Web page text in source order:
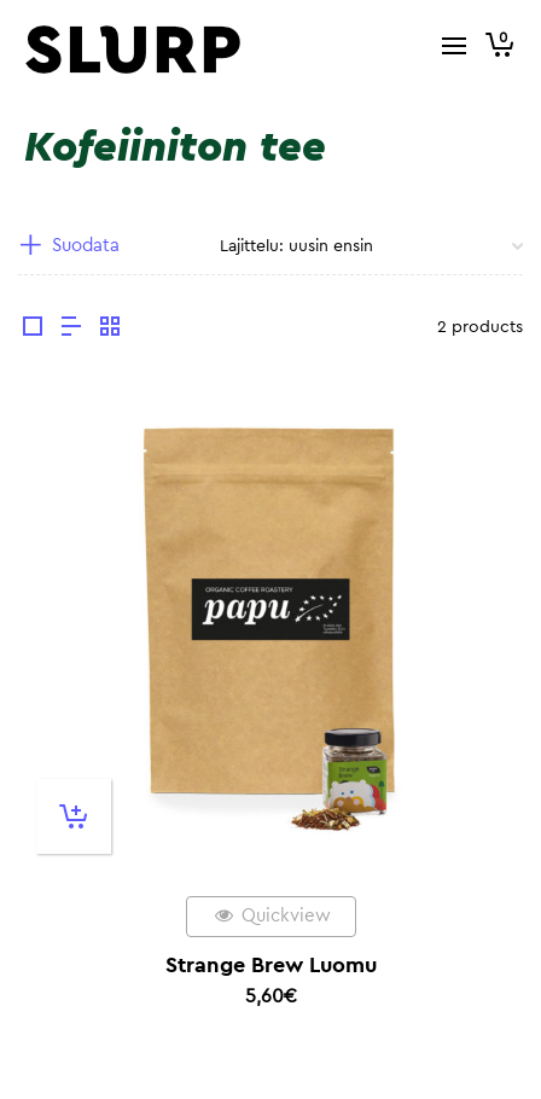
0
Kofeiiniton tee
Suodata
2 products
Quickview
Strange Brew Luomu
5,60€